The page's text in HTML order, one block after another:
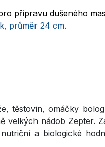
přípravu dušeného
průměr 24 cm.
těstovin, omáčky
nádob Zepter.
a biologické